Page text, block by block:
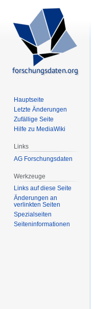
Hauptseite
Letzte Änderungen
Zufällige Seite
Hilfe zu MediaWiki
Links
AG Forschungsdaten
Werkzeuge
Links auf diese Seite
Änderungen an
verlinkten Seiten
Spezialseiten
Seiten­­informationen